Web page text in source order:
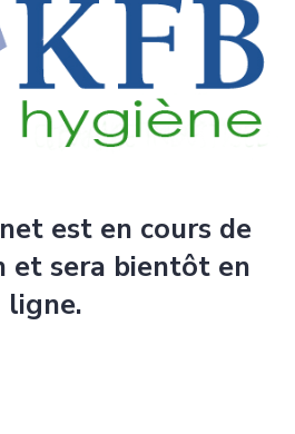
est en cours de
et sera bientôt en
ligne.